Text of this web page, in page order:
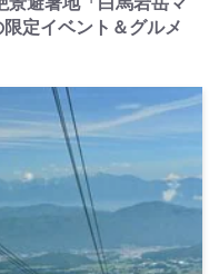
定イベント＆グルメ